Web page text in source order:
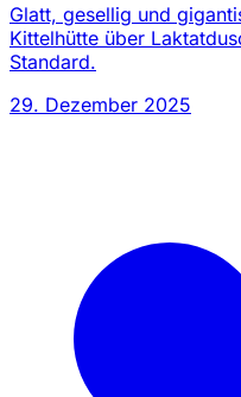
Glatt, gesellig und
Kittelhütte über
Standard.
29. Dezember 2025